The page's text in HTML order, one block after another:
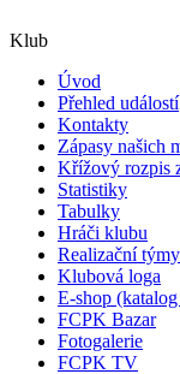
Klub
Úvod
Přehled událostí
Kontakty
Zápasy našich
Křížový rozpis
Statistiky
Tabulky
Hráči klubu
Realizační týmy
Klubová loga
E-shop
FCPK Bazar
Fotogalerie
FCPK TV